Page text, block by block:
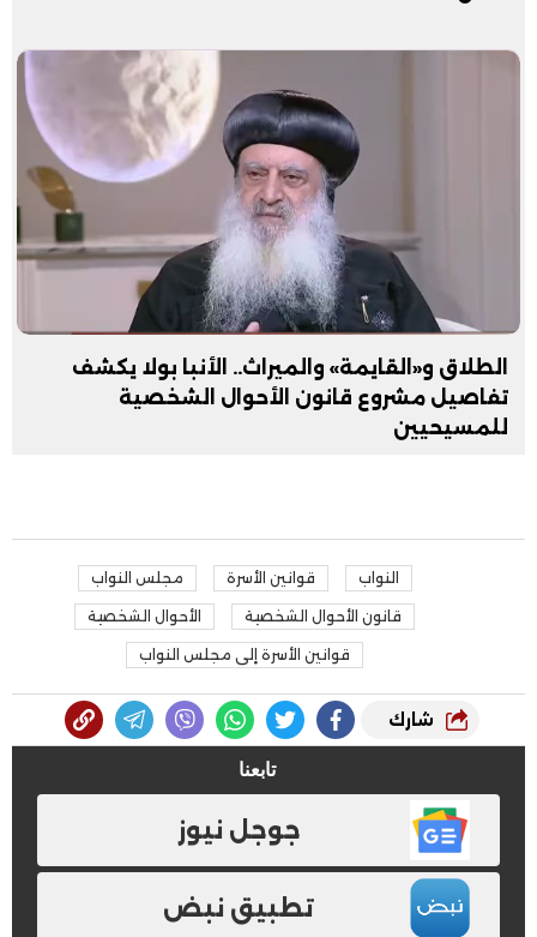
الطلاق و«القايمة» والميراث.. الأنبا بولا يكشف
تفاصيل مشروع قانون الأحوال الشخصية
للمسيحيين
النواب قوانين الأسرة مجلس النواب
قانون الأحوال الشخصية الأحوال الشخصية
قوانين الأسرة إلى مجلس النواب
شارك
تابعنا
جوجل نيوز
تطبيق نبض